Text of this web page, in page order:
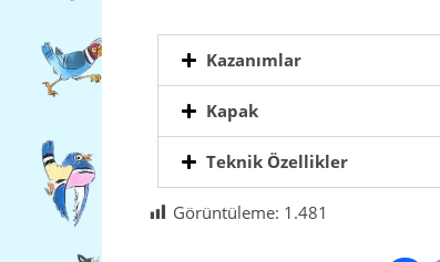
Kazanımlar
Kapak
Teknik Özellikler
Görüntüleme: 1.481